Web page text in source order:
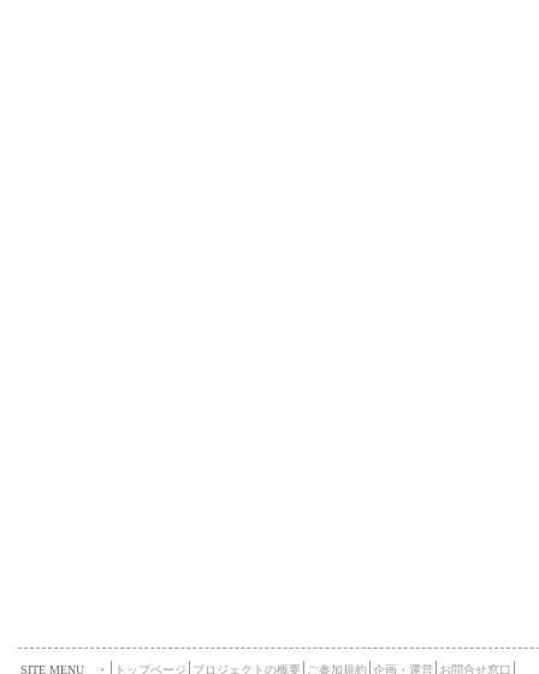
SITE MENU ・ トップページ プロジェクトの概要 ご参加規約 企画・運営 お問合せ窓口